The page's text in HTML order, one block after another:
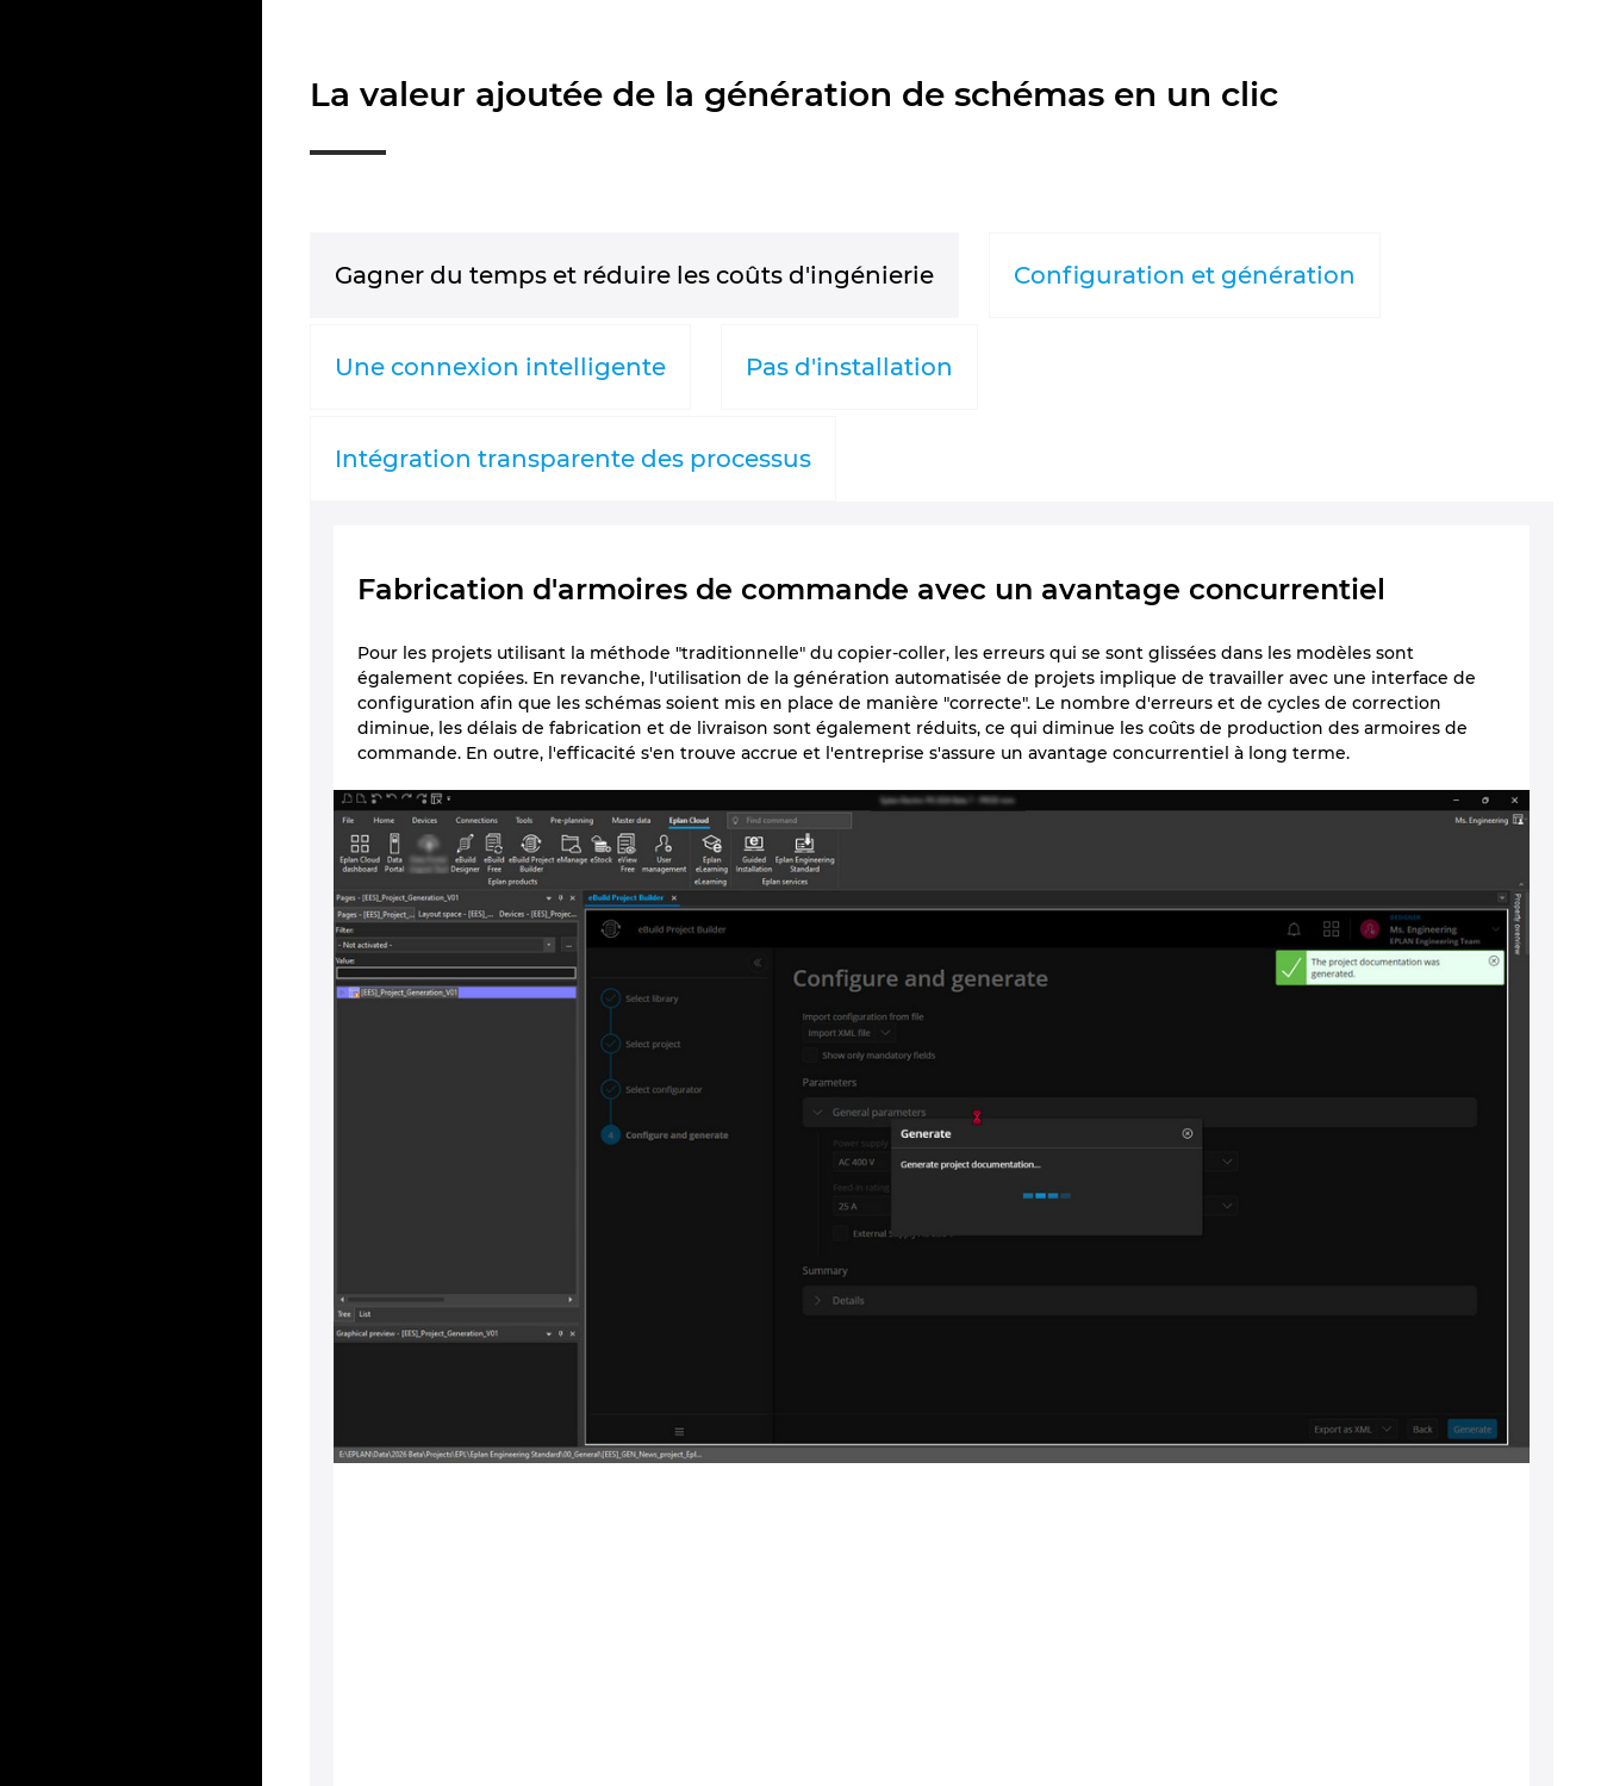
La valeur ajoutée de la génération de schémas en un clic
Gagner du temps et réduire les coûts d'ingénierie Configuration et génération
Une connexion intelligente Pas d'installation
Intégration transparente des processus
Fabrication d'armoires de commande avec un avantage concurrentiel
Pour les projets utilisant la méthode "traditionnelle" du copier-coller, les erreurs qui se sont glissées dans les modèles sont
également copiées. En revanche, l'utilisation de la génération automatisée de projets implique de travailler avec une interface de
configuration afin que les schémas soient mis en place de manière "correcte". Le nombre d'erreurs et de cycles de correction
diminue, les délais de fabrication et de livraison sont également réduits, ce qui diminue les coûts de production des armoires de
commande. En outre, l'efficacité s'en trouve accrue et l'entreprise s'assure un avantage concurrentiel à long terme.